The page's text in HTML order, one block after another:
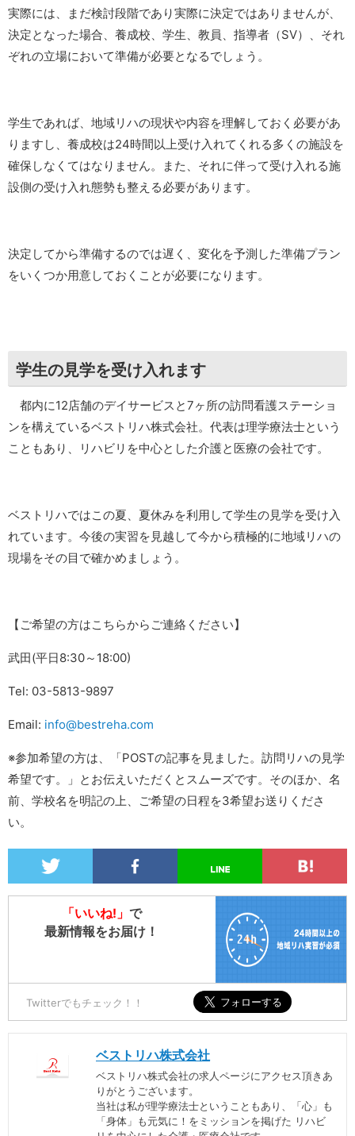
実際には、まだ検討段階であり実際に決定ではありませんが、
決定となった場合、養成校、学生、教員、指導者（SV）、それ
ぞれの立場において準備が必要となるでしょう。
学生であれば、地域リハの現状や内容を理解しておく必要があ
りますし、養成校は24時間以上受け入れてくれる多くの施設を
確保しなくてはなりません。また、それに伴って受け入れる施
設側の受け入れ態勢も整える必要があります。
決定してから準備するのでは遅く、変化を予測した準備プラン
をいくつか用意しておくことが必要になります。
学生の見学を受け入れます
都内に12店舗のデイサービスと7ヶ所の訪問看護ステーショ
ンを構えているベストリハ株式会社。代表は理学療法士という
こともあり、リハビリを中心とした介護と医療の会社です。
ベストリハではこの夏、夏休みを利用して学生の見学を受け入
れています。今後の実習を見越して今から積極的に地域リハの
現場をその目で確かめましょう。
【ご希望の方はこちらからご連絡ください】
武田(平日8:30～18:00)
Tel: 03-5813-9897
Email: info@bestreha.com
※参加希望の方は、「POSTの記事を見ました。訪問リハの見学
希望です。」とお伝えいただくとスムーズです。そのほか、名
前、学校名を明記の上、ご希望の日程を3希望お送りくださ
い。
「いいね!」 で
最新情報をお届け！
Twitterでもチェック！！
ベストリハ株式会社
ベストリハ株式会社の求人ページにアクセス頂きあ
りがとうございます。
当社は私が理学療法士ということもあり、「心」も
「身体」も元気に！をミッションを掲げた リハビ